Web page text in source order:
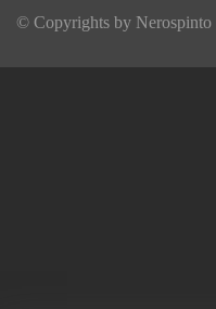
© Copyrights by Nerospinto